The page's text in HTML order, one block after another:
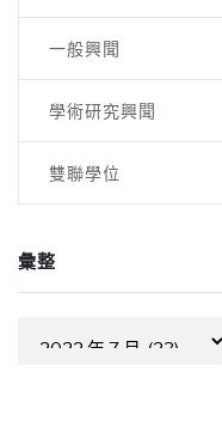
一般興聞
學術研究興聞
雙聯學位
彙整